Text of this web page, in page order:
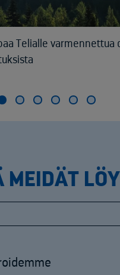
Telialle varmennettua
MEIDÄT